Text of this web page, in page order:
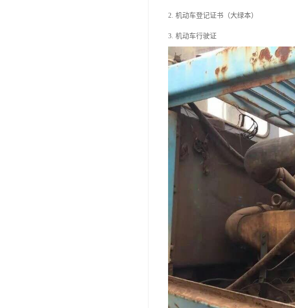
2. 机动车登记证书（大绿本）
3. 机动车行驶证